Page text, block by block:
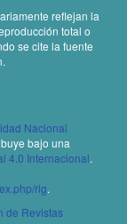
reflejan la
total o
se cite la fuente
Nacional
bajo una
4.0 Internacional.
rig.
de Revistas